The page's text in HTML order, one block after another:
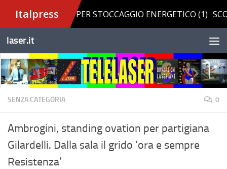
Salta al contenuto
laser.it
SENZA CATEGORIA 0
Ambrogini, standing ovation per partigiana
Gilardelli. Dalla sala il grido ‘ora e sempre
Resistenza’